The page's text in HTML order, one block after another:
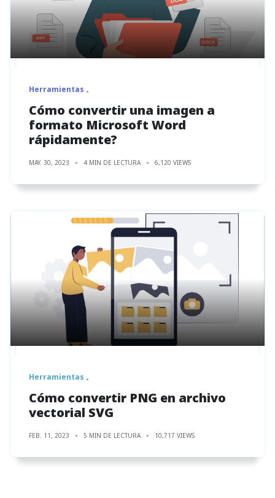
Herramientas
Cómo convertir una imagen a
formato Microsoft Word
rápidamente?
MAY. 30, 2023 4 MIN DE LECTURA 6,120 VIEWS
Herramientas
Cómo convertir PNG en archivo
vectorial SVG
FEB. 11, 2023 5 MIN DE LECTURA 10,717 VIEWS